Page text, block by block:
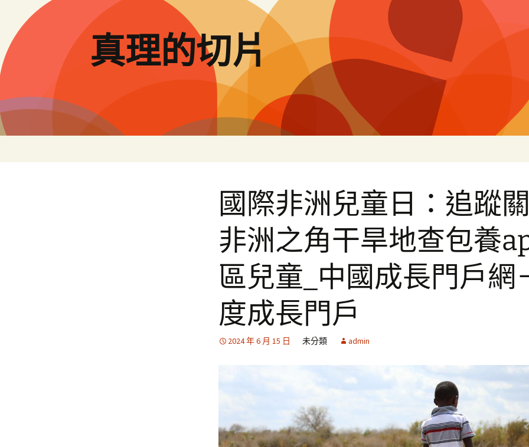
要
內
容
真理的切片
國際非洲兒童日：追蹤
非洲之角干旱地查包養
區兒童_中國成長門戶網
度成長門戶
2024 年 6 月 15 日 未分類 admin